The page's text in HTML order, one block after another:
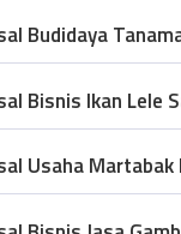
Budidaya
Bisnis Ikan Lele
Usaha Martabak